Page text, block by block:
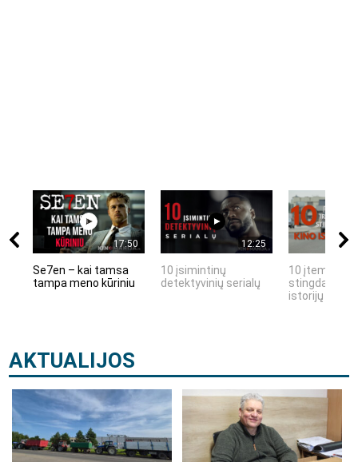
17:50
Se7en – kai tamsa
tampa meno kūriniu
12:25
10 įsimintinų
detektyvinių serialų
10 įtemptų,
stingdančių
istorijų
AKTUALIJOS